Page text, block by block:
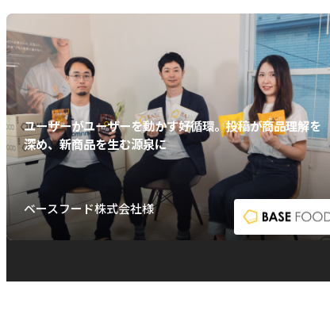
ユーザーがユーザーを動かす好循環。投稿が商品理解を
深め、新商品を生む源泉に
ベースフード株式会社様